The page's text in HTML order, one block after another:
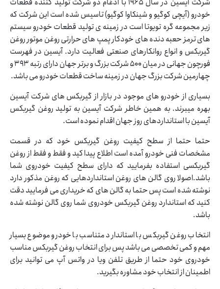
خودرو (آیچی کوگیو و شینکاوا کوگیو) تاسیس شده است این شرکت که
زیر مجموعه گره تویوتا است در زمینه ی تولید قطعات خودرو سیستم
های ترمز حعبه دنده های خودکار پمپ های حرارتی روغن موتور روغن
گیربکس و انواع روانکارهای صنعتی فعالیت دارد. آیسین در فهرست
فورچون جهانی در میان 500 شرکت بزرگ و برتر جهان دارای رتبه 393 و
چهارمین شرکت بزرگ جهان در زمینه ساخت قطعات خودرو می باشد.
بسیاری از خودرو های موجود در بازار از گیربکس های شرکت آیسین
بهره میبرند. به همین خاطر شرکت آیسین به تولید روغن گیربکس
آیسین با استانداردهای روز جهان اقدام نموده است.
حتما حتما از سطح کیفیت روغن گیربکس خود که در قسمت
مشخصات فنی خودرو آمده است اطلاع پیدا کید و فقط و فقط از روغن
گیربکسی استفاده بفرمایید که دارای سطح کیفیت خودروی شما
باشد.اصولا روی گالن های روغن استانداردهایی که روغن مذکور دارد
نوشته شده است پس حتما به گالن های که خریداری می فرمایید دقت
کنید که استاندارد روغن گیربکس خودروی شما روی گالن نوشته شده
باشد.
انتخاب روغن گیربکس با استاندارد متناسب با خودرو موضوع بسیار
مهم و کمی تخصصی می باشد پس برای انتخاب روغن گیربکس مناسب
خودروی خود حتما از طریق تلفن ویا در واتس آپ می توانید برای
اطمینان از انتخاب خود مشاوره بگیرید.